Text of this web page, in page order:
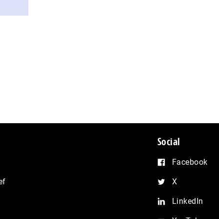
Social
Facebook
X
LinkedIn